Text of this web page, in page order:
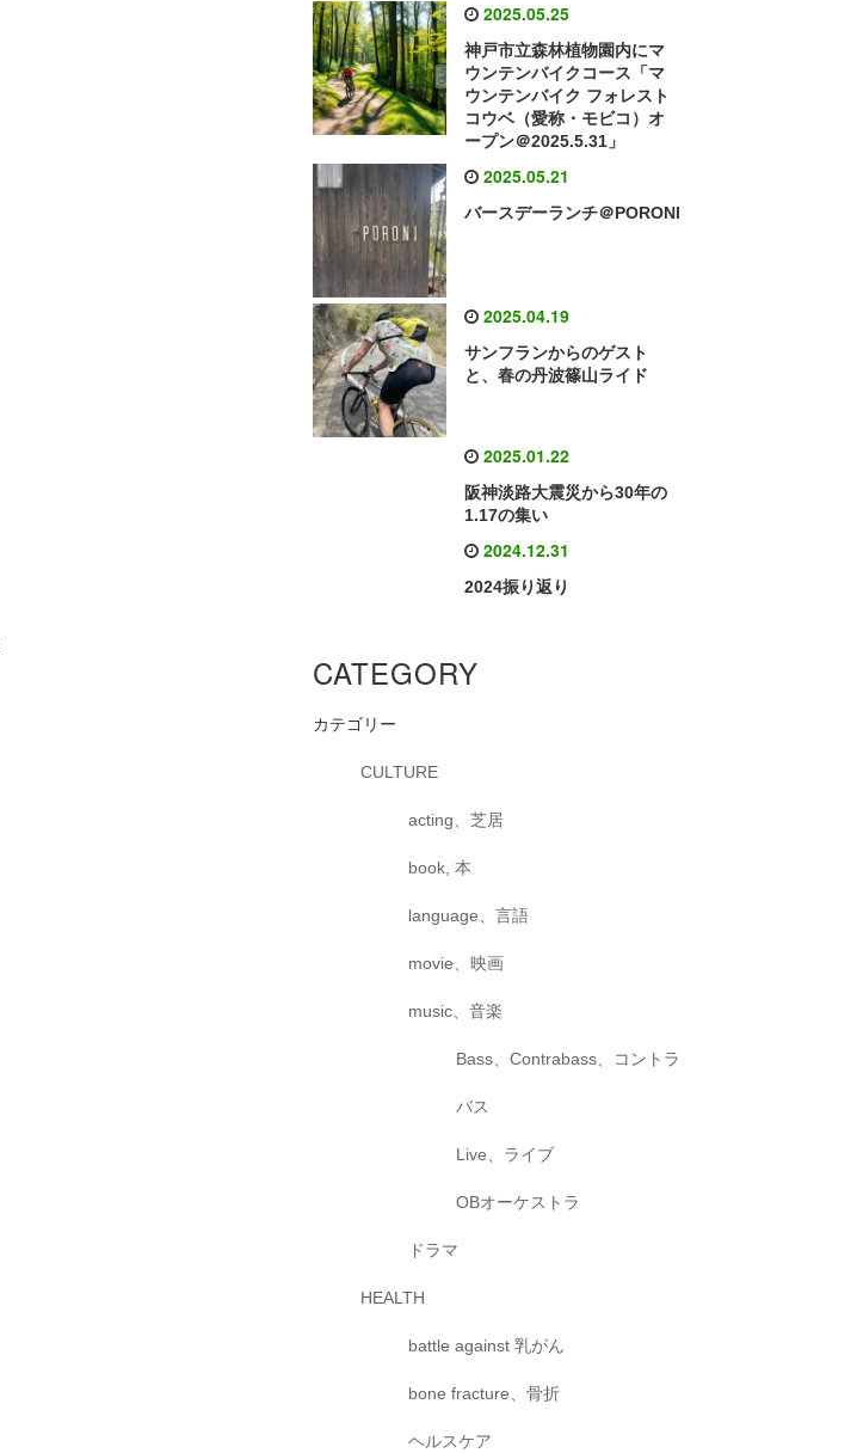
2025.05.25
神戸市立森林植物園内にマ
ウンテンバイクコース「マ
ウンテンバイク フォレスト
コウベ（愛称・モビコ）オ
ープン＠2025.5.31」
2025.05.21
バースデーランチ＠PORONI
2025.04.19
サンフランからのゲスト
と、春の丹波篠山ライド
2025.01.22
阪神淡路大震災から30年の
1.17の集い
2024.12.31
2024振り返り
CATEGORY
カテゴリー
CULTURE
acting、芝居
book, 本
language、言語
movie、映画
music、音楽
Bass、Contrabass、コントラ
バス
Live、ライブ
OBオーケストラ
ドラマ
HEALTH
battle against 乳がん
bone fracture、骨折
ヘルスケア